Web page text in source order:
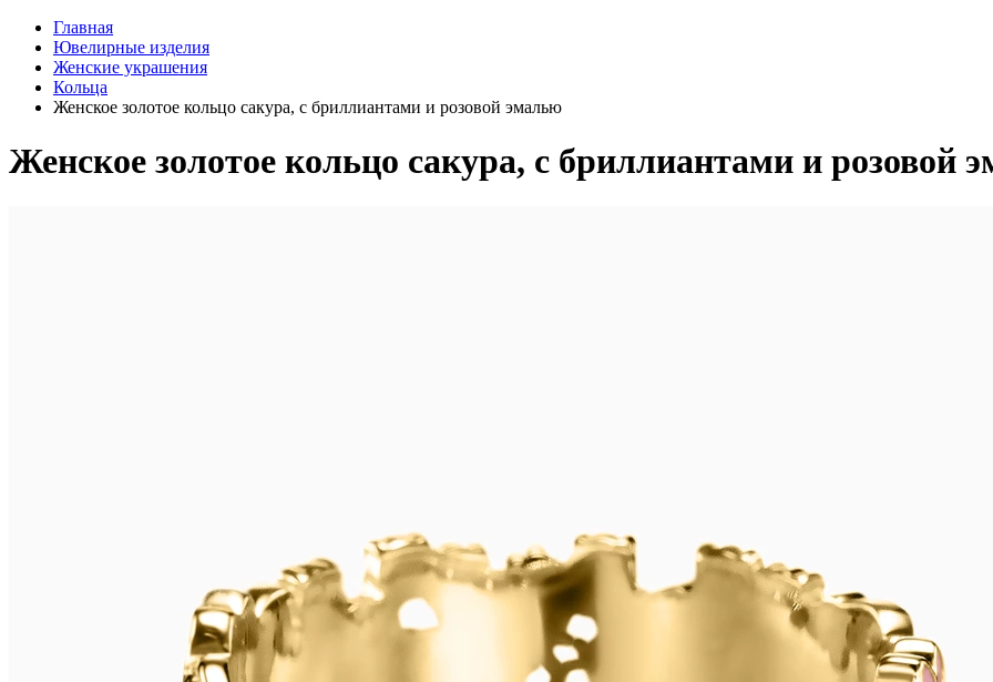
Главная
Ювелирные изделия
Женские украшения
Кольца
Женское золотое кольцо сакура, с бриллиантами и розовой эмалью
Женское золотое кольцо сакура, с бриллиантами и розовой